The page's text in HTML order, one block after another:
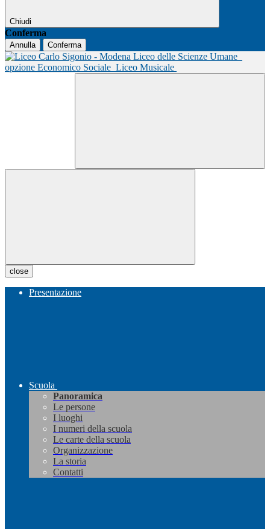
Chiudi
Conferma
Annulla Conferma
Liceo delle Scienze Umane
opzione Economico Sociale Liceo Musicale
close
Presentazione
Scuola
Panoramica
Le persone
I luoghi
I numeri della scuola
Le carte della scuola
Organizzazione
La storia
Contatti